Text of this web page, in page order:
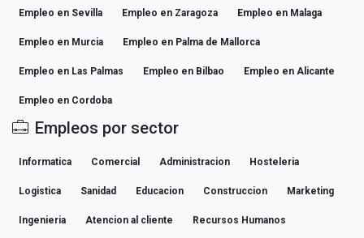
Empleo en Sevilla Empleo en Zaragoza Empleo en Malaga
Empleo en Murcia Empleo en Palma de Mallorca
Empleo en Las Palmas Empleo en Bilbao Empleo en Alicante
Empleo en Cordoba
Empleos por sector
Informatica Comercial Administracion Hosteleria
Logistica Sanidad Educacion Construccion Marketing
Ingenieria Atencion al cliente Recursos Humanos